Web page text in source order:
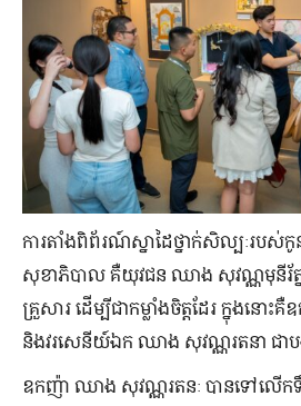
ការ​តាំង​ពិព័រណ៍​ស្នាដៃ​ថ្នាក់​សិល្បៈ​របស់​កូ
សុខាភិបាល​ គឺ​យុវជន ឈាង សុវណ្ណមុនីរ័ត្
គ្រួសារ ដើម្បី​ជា​កម្លាំង​ចិត្តដែរ ក្នុងនោ
និងវរសេនីយ៍ឯក ឈាង សុវណ្ណរតនា ជា​
ឧកញ៉ា ឈាង សុវណ្ណរតនៈ បាន​ទៅ​លើក​ទឹ